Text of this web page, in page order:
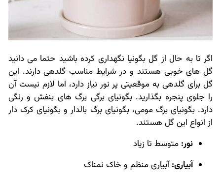
اگر تا به حال از گل بگونیا نگهداری کرده باشید حتما می دانید
گل های خوبی هستند و در شرایط مناسب گلدهی دارند. این
گل برای گلدهی به موقعیتی پر نور نیاز دارد، اما لازم نیست آن
را جلوی پنجره بگذارید. بگونیای برگی برگ های بنفش و رنگی
دارد. بگونیای برگ مومی، بگونیای برگ بالدار و بگونیای کرک دار
از انواع این گل هستند.
نور: متوسط تا زیاد
آبیاری:آبیاری منظم و خاک نمناک